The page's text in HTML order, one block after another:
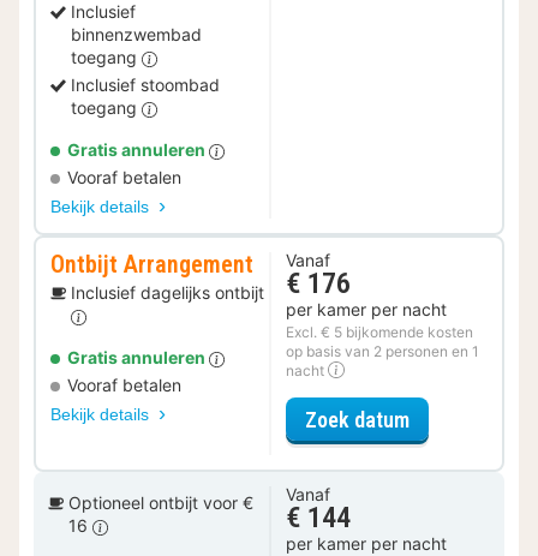
Inclusief
binnenzwembad
toegang
Inclusief stoombad
toegang
Gratis annuleren
Vooraf betalen
Bekijk details
Ontbijt Arrangement
Inclusief dagelijks ontbijt
Gratis annuleren
Vooraf betalen
Bekijk details
Vanaf
€ 176
per kamer per nacht
Excl. € 5 bijkomende kosten
op basis van 2 personen en 1
nacht
Zoek datumvoor Ontbijt
Optioneel ontbijt voor €
16
Vanaf
€ 144
per kamer per nacht